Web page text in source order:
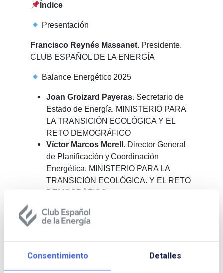
Consentimiento Detalles
Índice
Presentación
Francisco Reynés Massanet. Presidente.
CLUB ESPAÑOL DE LA ENERGÍA
Balance Energético 2025
Joan Groizard Payeras. Secretario de
Estado de Energía. MINISTERIO PARA
LA TRANSICIÓN ECOLÓGICA Y EL
RETO DEMOGRÁFICO
Víctor Marcos Morell . Director General
de Planificación y Coordinación
Energética. MINISTERIO PARA LA
TRANSICIÓN ECOLÓGICA. Y EL RETO
DEMOGRÁFICO
General de Prospectiva y Estadísticas
Energéticas. MINISTERIO PARA LA
TRANSICIÓN ECOLÓGICA Y EL RETO
DEMOGRÁFICO